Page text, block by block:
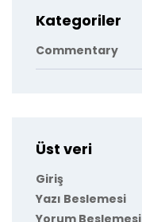
Kategoriler
Commentary
Üst veri
Giriş
Yazı Beslemesi
Yorum Beslemesi